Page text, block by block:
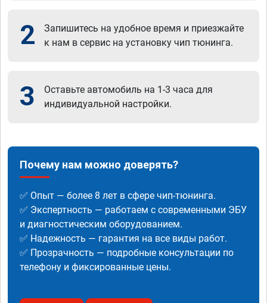
2
Запишитесь на удобное время и приезжайте
к нам в сервис на установку чип тюнинга.
3
Оставьте автомобиль на 1-3 часа для
индивидуальной настройки.
Почему нам можно доверять?
✅ Опыт — более 8 лет в сфере чип-тюнинга.
✅ Экспертность — работаем с современными ЭБУ
и диагностическим оборудованием.
✅ Надежность — гарантия на все виды работ.
✅ Прозрачность — подробные консультации по
телефону и фиксированные цены.